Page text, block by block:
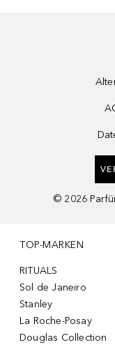
© 2026
TOP-MARKEN
RITUALS
Sol de Janeiro
Stanley
La Roche-Posay
Douglas Collection